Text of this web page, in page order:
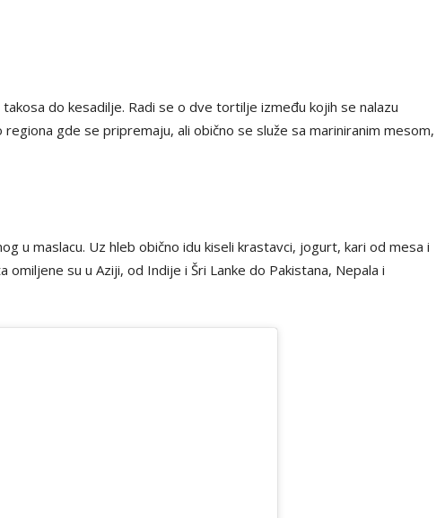
do kesadilje. Radi se o dve tortilje između kojih se nalazu
gde se pripremaju, ali obično se služe sa mariniranim mesom,
u maslacu. Uz hleb obično idu kiseli krastavci, jogurt, kari od mesa i
su u Aziji, od Indije i Šri Lanke do Pakistana, Nepala i